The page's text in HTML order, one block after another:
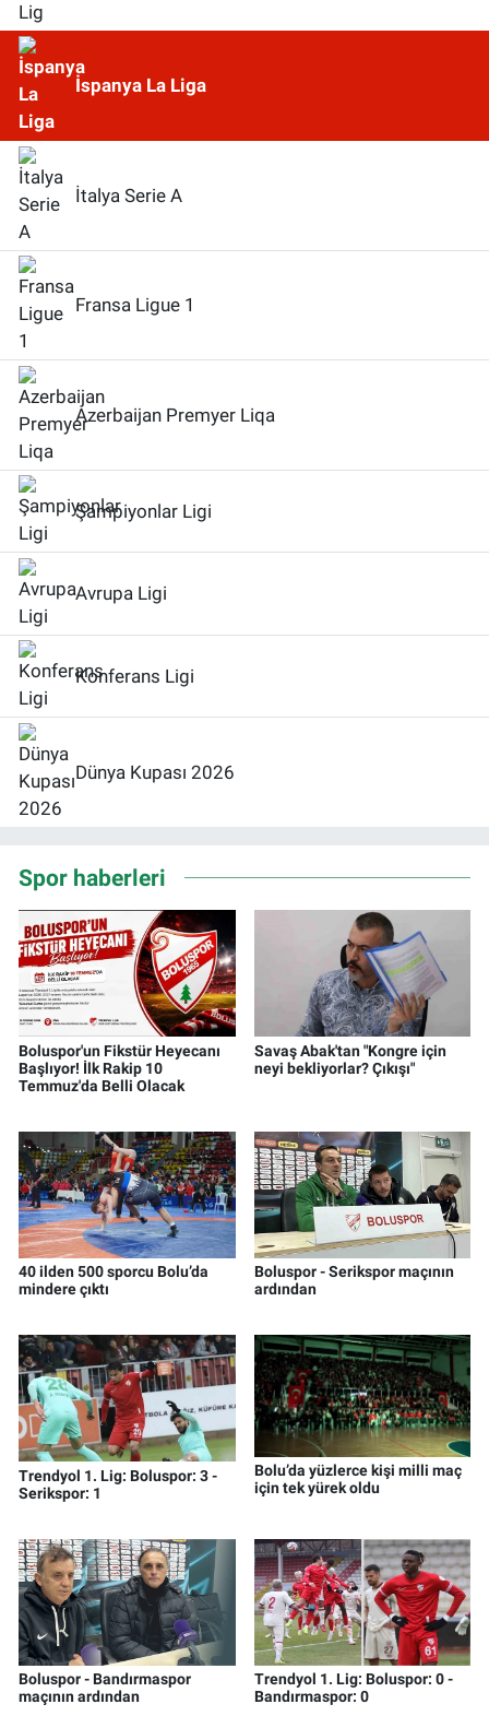
İspanya La Liga
İtalya Serie A
Fransa Ligue 1
Azerbaijan Premyer Liqa
Şampiyonlar Ligi
Avrupa Ligi
Konferans Ligi
Dünya Kupası 2026
Spor haberleri
Boluspor'un Fikstür Heyecanı
Başlıyor! İlk Rakip 10
Temmuz'da Belli Olacak
Savaş Abak'tan "Kongre için
neyi bekliyorlar? Çıkışı"
40 ilden 500 sporcu Bolu’da
mindere çıktı
Boluspor - Serikspor maçının
ardından
Trendyol 1. Lig: Boluspor: 3 -
Serikspor: 1
Bolu’da yüzlerce kişi milli maç
için tek yürek oldu
Boluspor - Bandırmaspor
maçının ardından
Trendyol 1. Lig: Boluspor: 0 -
Bandırmaspor: 0